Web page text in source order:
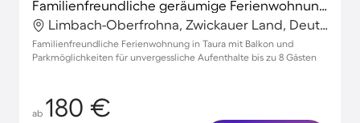
Familienfreundliche geräumige Ferienwohnung mit Terrasse, Garten und Grill
Limbach-Oberfrohna, Zwickauer Land, Deutschland
Familienfreundliche Ferienwohnung in Taura mit Balkon und
Parkmöglichkeiten für unvergessliche Aufenthalte bis zu 8 Gästen
ab 180 €